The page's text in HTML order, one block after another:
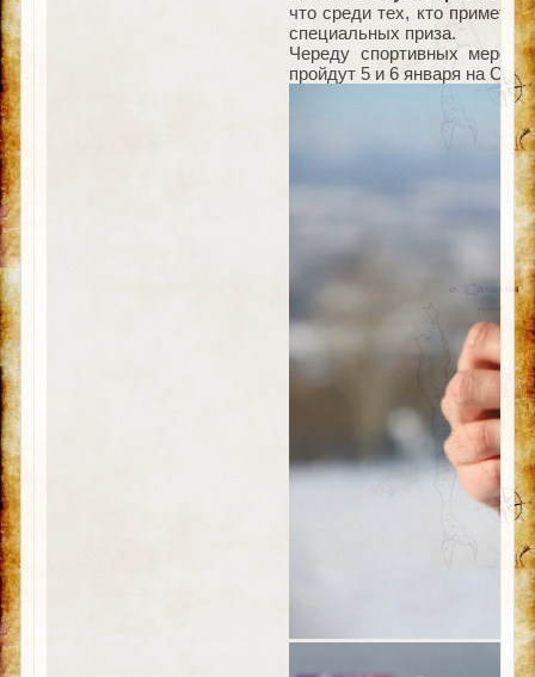
что среди тех, кто примет
специальных приза.
Череду спортивных
пройдут 5 и 6 января на СТК